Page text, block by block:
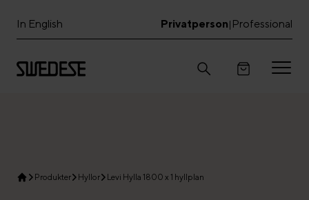
In English Privatperson| Professional
Produkter Hyllor Levi Hylla 1800 x 1 hyllplan